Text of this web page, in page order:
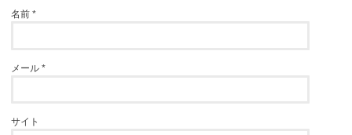
名前*
メール*
サイト